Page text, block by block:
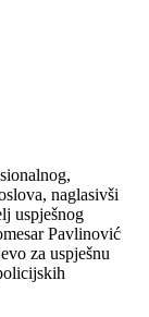
naglasivši
uspješnog
Pavlinović
za uspješnu